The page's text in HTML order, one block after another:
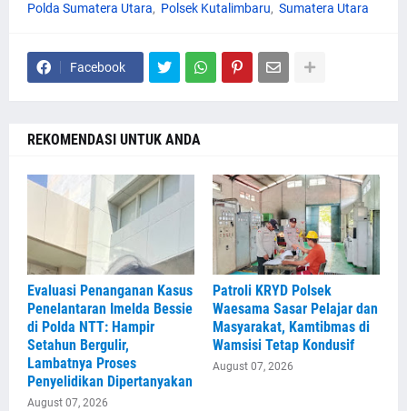
Polda Sumatera Utara
Polsek Kutalimbaru Sumatera Utara
Facebook
REKOMENDASI UNTUK ANDA
Evaluasi Penanganan Kasus
Penelantaran Imelda Bessie
di Polda NTT: Hampir
Setahun Bergulir,
Lambatnya Proses
Penyelidikan Dipertanyakan
August 07, 2026
Patroli KRYD Polsek
Waesama Sasar Pelajar dan
Masyarakat, Kamtibmas di
Wamsisi Tetap Kondusif
August 07, 2026